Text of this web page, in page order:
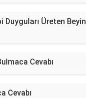
Duyguları Üreten
Cevabı
Cevabı